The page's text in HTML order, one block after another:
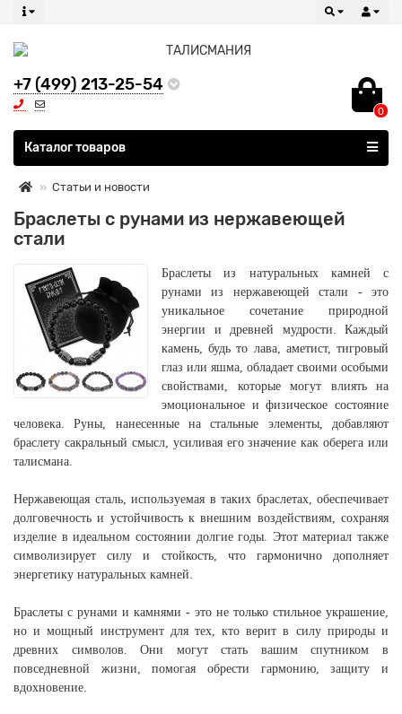
+7 (499) 213-25-54
0
Все категории
Каталог товаров
Статьи и новости
Браслеты с рунами из нержавеющей
стали
Браслеты из натуральных камней с
рунами из нержавеющей стали - это
уникальное сочетание природной
энергии и древней мудрости. Каждый
камень, будь то лава, аметист, тигровый
глаз или яшма, обладает своими особыми
свойствами, которые могут влиять на
эмоциональное и физическое состояние
человека. Руны, нанесенные на стальные элементы, добавляют
браслету сакральный смысл, усиливая его значение как оберега или
талисмана.
Нержавеющая сталь, используемая в таких браслетах, обеспечивает
долговечность и устойчивость к внешним воздействиям, сохраняя
изделие в идеальном состоянии долгие годы. Этот материал также
символизирует силу и стойкость, что гармонично дополняет
энергетику натуральных камней.
Браслеты с рунами и камнями - это не только стильное украшение,
но и мощный инструмент для тех, кто верит в силу природы и
древних символов. Они могут стать вашим спутником в
повседневной жизни, помогая обрести гармонию, защиту и
вдохновение.